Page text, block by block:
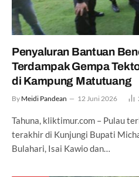
Penyaluran Bantuan
Terdampak Gempa
di Kampung Matutuang
By Meidi Pandean 12 Juni 2026
Tahuna, kliktimur.com – Pulau
terakhir di Kunjungi Bupati
Bulahari, Isai Kawio dan…